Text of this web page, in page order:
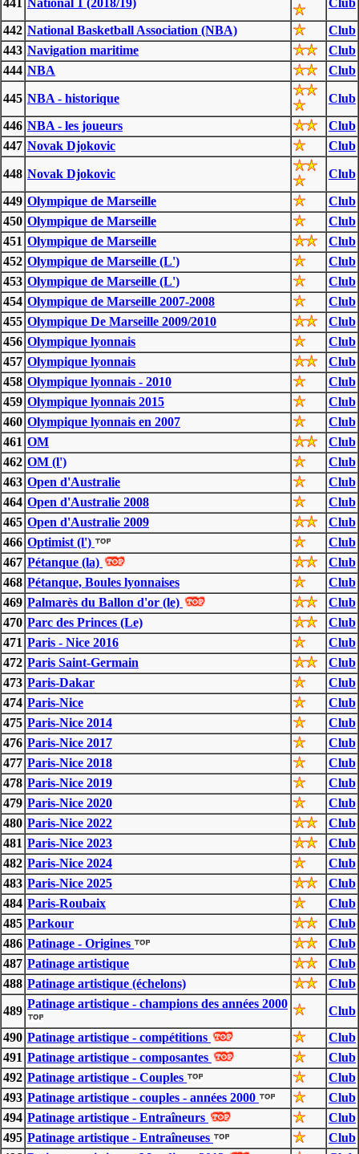
441 National 1 (2018/19)
Club
442 National Basketball Association (NBA)
Club
443 Navigation maritime
Club
444 NBA Club
445 NBA - historique
Club
446 NBA - les joueurs
Club
447 Novak Djokovic Club
448 Novak Djokovic
Club
449 Olympique de Marseille
Club
450 Olympique de Marseille
Club
451 Olympique de Marseille
Club
452 Olympique de Marseille (L')
Club
453 Olympique de Marseille (L')
Club
454 Olympique de Marseille 2007-2008
Club
455 Olympique De Marseille 2009/2010
Club
456 Olympique lyonnais
Club
457 Olympique lyonnais
Club
458 Olympique lyonnais - 2010
Club
459 Olympique lyonnais 2015
Club
460 Olympique lyonnais en 2007
Club
461 OM
Club
462 OM (l')
Club
463 Open d'Australie
Club
464 Open d'Australie 2008
Club
465 Open d'Australie 2009
Club
466 Optimist (l')
Club
467 Pétanque (la)
Club
468 Pétanque, Boules lyonnaises
Club
469 Palmarès du Ballon d'or (le)
Club
470 Parc des Princes (Le)
Club
471 Paris - Nice 2016
Club
472 Paris Saint-Germain
Club
473 Paris-Dakar
Club
474 Paris-Nice
Club
475 Paris-Nice 2014
Club
476 Paris-Nice 2017
Club
477 Paris-Nice 2018
Club
478 Paris-Nice 2019
Club
479 Paris-Nice 2020
Club
480 Paris-Nice 2022
Club
481 Paris-Nice 2023
Club
482 Paris-Nice 2024
Club
483 Paris-Nice 2025
Club
484 Paris-Roubaix
Club
485 Parkour
Club
486 Patinage - Origines
Club
487 Patinage artistique
Club
488 Patinage artistique (échelons)
Club
489
Patinage artistique - champions des années 2000
Club
490 Patinage artistique - compétitions
Club
491 Patinage artistique - composantes
Club
492 Patinage artistique - Couples
Club
493 Patinage artistique - couples - années 2000
Club
494 Patinage artistique - Entraîneurs
Club
495 Patinage artistique - Entraîneuses
Club